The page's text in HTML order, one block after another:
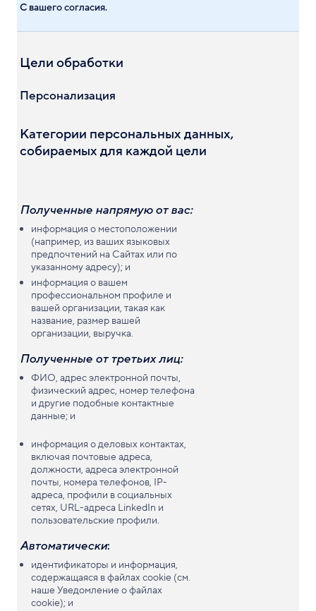
С вашего согласия.
Цели обработки
Персонализация
Категории персональных данных,
собираемых для каждой цели
Полученные напрямую от вас:
информация о местоположении
(например, из ваших языковых
предпочтений на Сайтах или по
указанному адресу); и
информация о вашем
профессиональном профиле и
вашей организации, такая как
название, размер вашей
организации, выручка.
Полученные от третьих лиц:
ФИО, адрес электронной почты,
физический адрес, номер телефона
и другие подобные контактные
данные; и
информация о деловых контактах,
включая почтовые адреса,
должности, адреса электронной
почты, номера телефонов, IP-
адреса, профили в социальных
сетях, URL-адреса LinkedIn и
пользовательские профили.
Автоматически:
идентификаторы и информация,
содержащаяся в файлах cookie (см.
наше Уведомление о файлах
cookie); и